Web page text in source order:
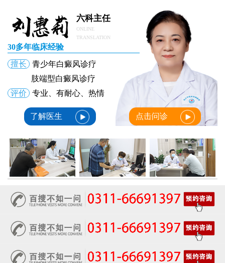
六科主任
ONLINE
TRANSLATION
30多年临床经验
擅长
青少年白癜风诊疗
肢端型白癜风诊疗
评价
专业、有耐心、热情
了解医生 点击问诊